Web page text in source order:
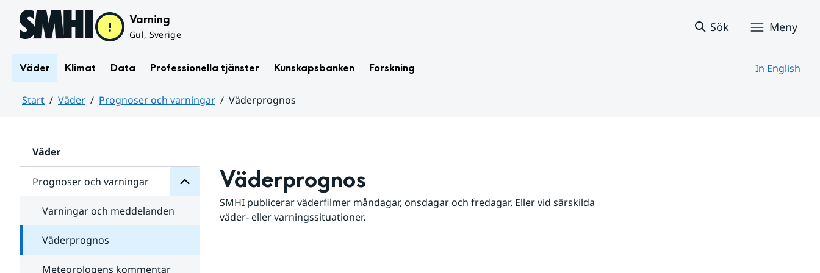
Hoppa till sidans innehåll Varning
Gul, Sverige
Sök Meny
Väder Klimat Data Professionella tjänster Kunskapsbanken Forskning In English
Start Väder Prognoser och varningar
Väderprognos
Väder
Prognoser och varningar
för
varningar
Varningar och meddelanden
Väderprognos
Meteorologens kommentar
Väderprognos
SMHI publicerar väderfilmer måndagar, onsdagar och fredagar. Eller vid särskilda
väder- eller varningssituationer.